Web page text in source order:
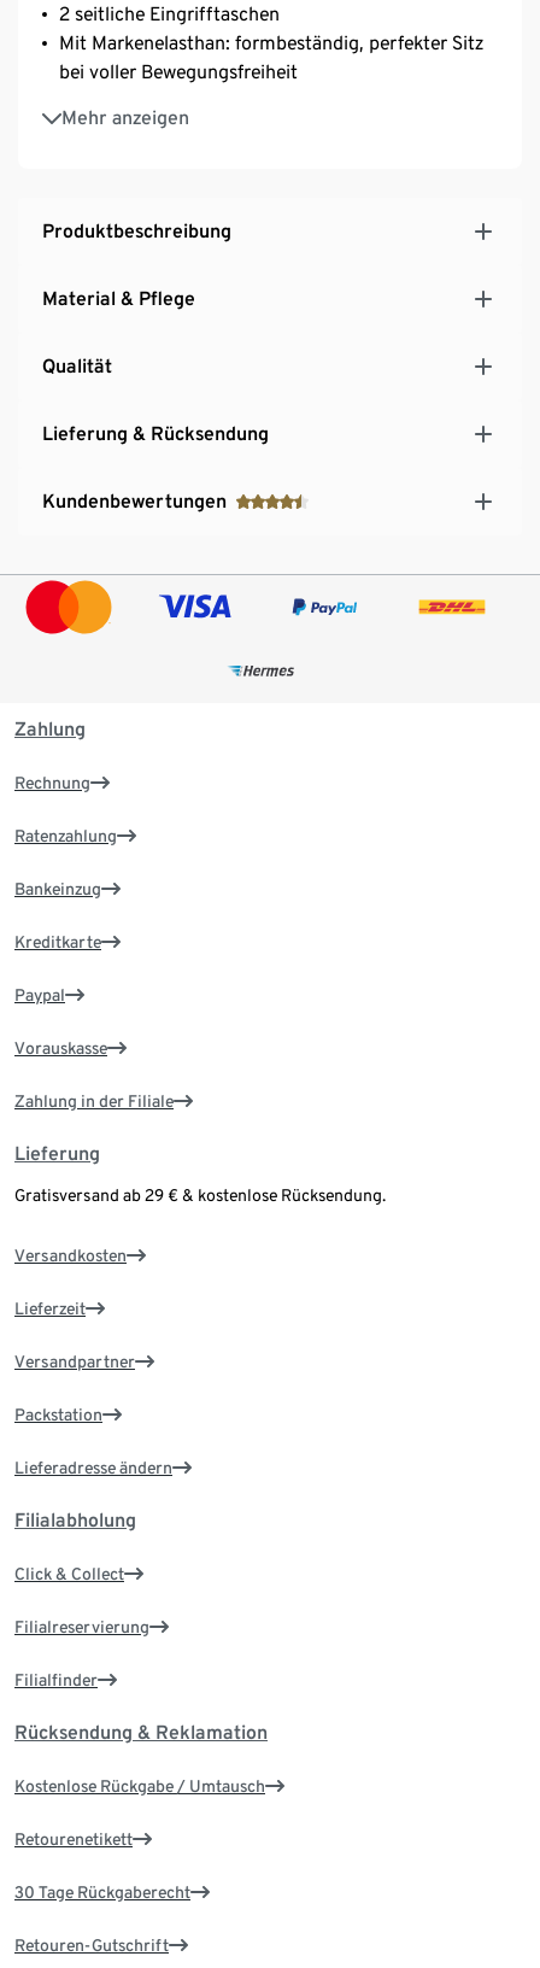
2 seitliche Eingrifftaschen
Mit Markenelasthan: formbeständig, perfekter Sitz
bei voller Bewegungsfreiheit
Mehr anzeigen
Mit Baumwolle
Produktbeschreibung
Material & Pflege
Qualität
Lieferung & Rücksendung
Kundenbewertungen
Zahlung
Rechnung
Ratenzahlung
Bankeinzug
Kreditkarte
Paypal
Vorauskasse
Zahlung in der Filiale
Lieferung
Gratisversand ab 29 € & kostenlose Rücksendung.
Versandkosten
Lieferzeit
Versandpartner
Packstation
Lieferadresse ändern
Filialabholung
Click & Collect
Filialreservierung
Filialfinder
Rücksendung & Reklamation
Kostenlose Rückgabe / Umtausch
Retourenetikett
30 Tage Rückgaberecht
Retouren-Gutschrift